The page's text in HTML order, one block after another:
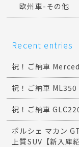
欧州車-その他
Recent entries
祝！ご納車
祝！ご納車 ML350
祝！ご納車
ポルシェ マカン
上質SUV【新入庫紹